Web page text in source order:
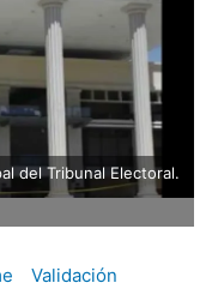
del Tribunal Electoral.
Validación